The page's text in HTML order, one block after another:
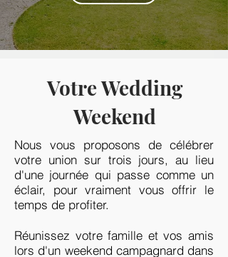
Votre Wedding
Weekend
Nous vous proposons de célébrer
votre union sur trois jours, au lieu
d'une journée qui passe comme un
éclair, pour vraiment vous offrir le
temps de profiter.
Réunissez votre famille et vos amis
lors d'un weekend campagnard dans